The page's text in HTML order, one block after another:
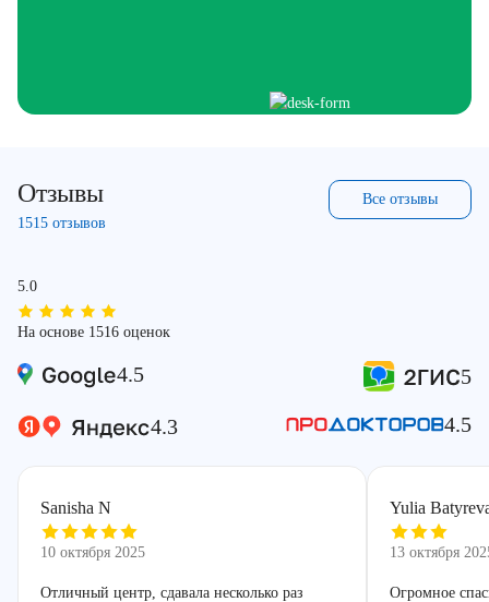
Отзывы
1515 отзывов
Все отзывы
5.0
На основе 1516 оценок
4.5 5
4.3 4.5
Sanisha N
10 октября 2025
Отличный центр, сдавала несколько раз
Yulia
13 октября
Огромное